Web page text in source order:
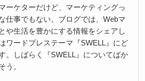
ーケターだけど、マーケティングっ
仕事でもない。ブログでは、Webマ
や生活を豊かにする情報をシェアし
ワードプレステーマ『SWELL』にど
。しばらく『SWELL』についてばか
う。